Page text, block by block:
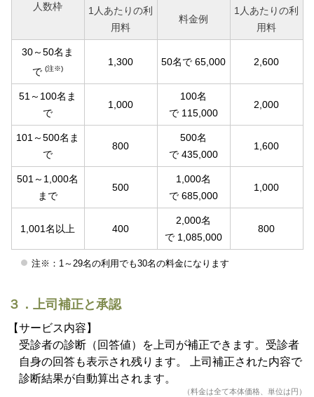
人数枠
1人あたりの利
用料
料金例
1人あたりの利
用料
30～50名ま
で (注※)
1,300 50名で 65,000 2,600
51～100名ま
で
1,000
100名
で 115,000
2,000
101～500名ま
で
800
500名
で 435,000
1,600
501～1,000名
まで
500
1,000名
で 685,000
1,000
1,001名以上 400
2,000名
で 1,085,000
800
注※：1～29名の利用でも30名の料金になります
３．上司補正と承認
【サービス内容】
受診者の診断（回答値）を上司が補正できます。受診者
自身の回答も表示され残ります。 上司補正された内容で
診断結果が自動算出されます。
（料金は全て本体価格、単位は円）